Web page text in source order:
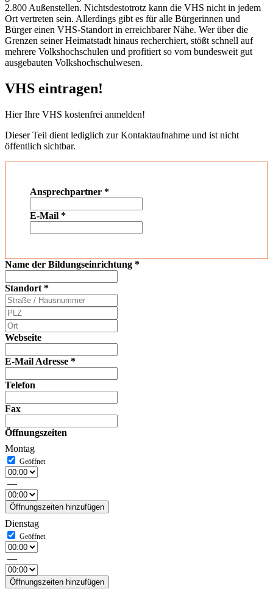
2.800 Außenstellen. Nichtsdestotrotz kann die VHS nicht in jedem
Ort vertreten sein. Allerdings gibt es für alle Bürgerinnen und
Bürger einen VHS-Standort in erreichbarer Nähe. Wer über die
Grenzen seiner Heimatstadt hinaus recherchiert, stößt schnell auf
mehrere Volkshochschulen und profitiert so vom bundesweit gut
ausgebauten Volkshochschulwesen.
VHS eintragen!
Hier Ihre VHS kostenfrei anmelden!
Dieser Teil dient lediglich zur Kontaktaufnahme und ist nicht
öffentlich sichtbar.
Ansprechpartner *
E-Mail *
Name der Bildungseinrichtung *
Standort *
Webseite
E-Mail Adresse *
Telefon
Fax
Öffnungszeiten
Montag
—
Öffnungszeiten hinzufügen
Dienstag
—
Öffnungszeiten hinzufügen